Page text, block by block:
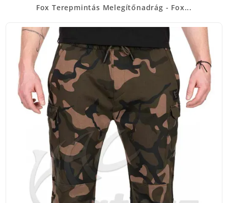
Fox Terepmintás Melegítőnadrág - Fox...